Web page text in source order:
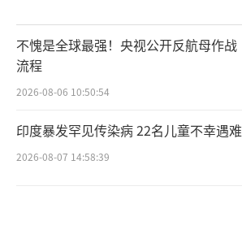
不愧是全球最强！央视公开反航母作战
流程
2026-08-06 10:50:54
印度暴发罕见传染病 22名儿童不幸遇难
2026-08-07 14:58:39